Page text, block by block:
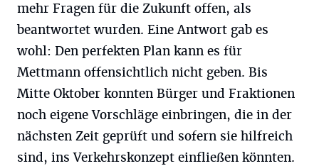
mehr Fragen für die Zukunft offen, als
beantwortet wurden. Eine Antwort gab es
wohl: Den perfekten Plan kann es für
Mettmann offensichtlich nicht geben. Bis
Mitte Oktober konnten Bürger und Fraktionen
noch eigene Vorschläge einbringen, die in der
nächsten Zeit geprüft und sofern sie hilfreich
sind, ins Verkehrskonzept einfließen könnten.